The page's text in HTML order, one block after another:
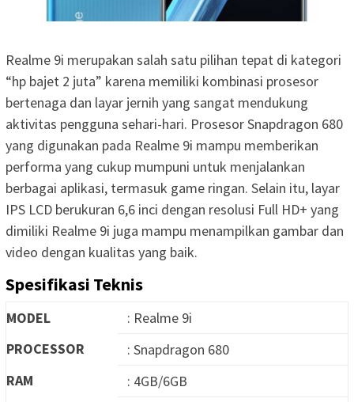
Realme 9i merupakan salah satu pilihan tepat di kategori
“hp bajet 2 juta” karena memiliki kombinasi prosesor
bertenaga dan layar jernih yang sangat mendukung
aktivitas pengguna sehari-hari. Prosesor Snapdragon 680
yang digunakan pada Realme 9i mampu memberikan
performa yang cukup mumpuni untuk menjalankan
berbagai aplikasi, termasuk game ringan. Selain itu, layar
IPS LCD berukuran 6,6 inci dengan resolusi Full HD+ yang
dimiliki Realme 9i juga mampu menampilkan gambar dan
video dengan kualitas yang baik.
Spesifikasi Teknis
MODEL
: Realme 9i
PROCESSOR
: Snapdragon 680
RAM
: 4GB/6GB